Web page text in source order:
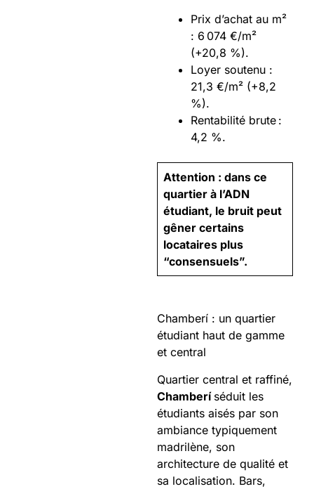
Prix d’achat au m²
: 6 074 €/m²
(+20,8 %).
Loyer soutenu :
21,3 €/m² (+8,2
%).
Rentabilité brute :
4,2 %.
Attention : dans ce
quartier à l’ADN
étudiant, le bruit peut
gêner certains
locataires plus
“consensuels”.
Chamberí : un quartier
étudiant haut de gamme
et central
Quartier central et raffiné,
Chamberí séduit les
étudiants aisés par son
ambiance typiquement
madrilène, son
architecture de qualité et
sa localisation. Bars,